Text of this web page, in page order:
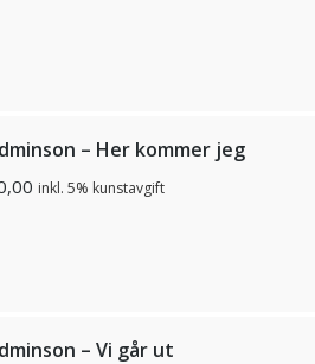
– Her kommer jeg
inkl. 5% kunstavgift
– Vi går ut